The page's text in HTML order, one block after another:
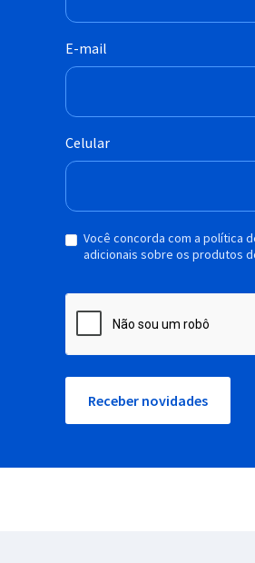
E-mail
Celular
Você concorda com a política
adicionais sobre os produtos
Receber novidades